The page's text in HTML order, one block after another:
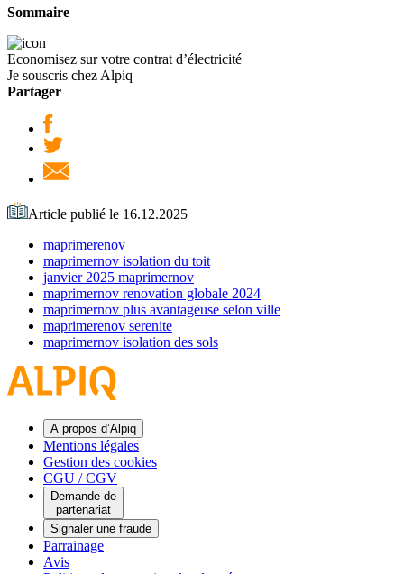
Sommaire
Economisez sur votre contrat d’électricité
Je souscris chez Alpiq
Partager
Article publié le 16.12.2025
maprimerenov
maprimernov isolation du toit
janvier 2025 maprimernov
maprimernov renovation globale 2024
maprimernov plus avantageuse selon ville
maprimerenov serenite
maprimernov isolation des sols
A propos d’Alpiq
Mentions légales
Gestion des cookies
CGU / CGV
Demande de
partenariat
Signaler une fraude
Parrainage
Avis